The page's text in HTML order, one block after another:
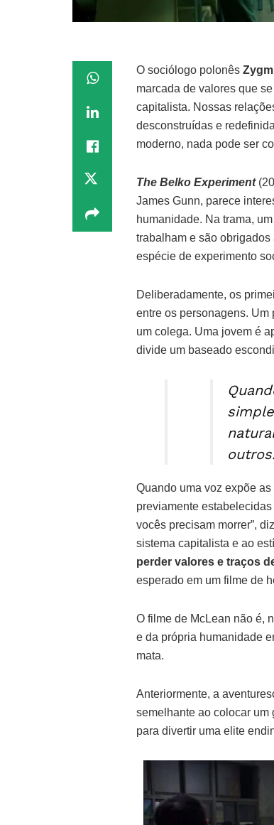
O sociólogo polonês
marcada de valores que
capitalista. Nossas
desconstruídas e
moderno, nada pode ser
The Belko Experiment
James Gunn, parece
humanidade. Na trama,
trabalham e são
espécie de experimento
Deliberadamente, os
entre os personagens. Um
um colega. Uma jovem é
divide um baseado
Quando uma voz expõe
previamente
vocês precisam morrer”,
sistema capitalista e ao
perder valores e traços
esperado em um filme de
O filme de McLean não é,
e da própria humanidade
mata.
Anteriormente, a
semelhante ao colocar um
para divertir uma elite